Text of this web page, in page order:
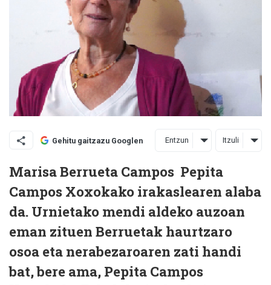
Gehitu gaitzazu Googlen Entzun Itzuli
Marisa Berrueta Campos Pepita
Campos Xoxokako irakaslearen alaba
da. Urnietako mendi aldeko auzoan
eman zituen Berruetak haurtzaro
osoa eta nerabezaroaren zati handi
bat, bere ama, Pepita Campos